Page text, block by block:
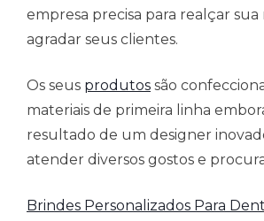
empresa precisa para realçar sua
agradar seus clientes.
Os seus produtos são
materiais de primeira linha
resultado de um designer
atender diversos gostos e
Brindes Personalizados Para